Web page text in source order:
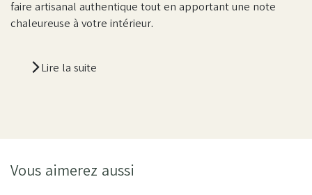
faire artisanal authentique tout en apportant une note
chaleureuse à votre intérieur.
Lire la suite
Vous aimerez aussi